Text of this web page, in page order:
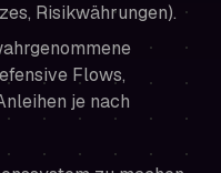
Risikwährungen).
Flows,
je nach